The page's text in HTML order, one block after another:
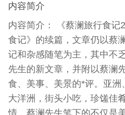
内容简介
内容简介： 《蔡澜旅行食记
食记》的续篇，文章仍以蔡
记和杂感随笔为主，其中不
先生的新文章，并附以蔡澜
食、美事、美景的*评。亚洲
大洋洲，街头小吃，珍馐佳
情，蔡澜先生笔下的不仅是